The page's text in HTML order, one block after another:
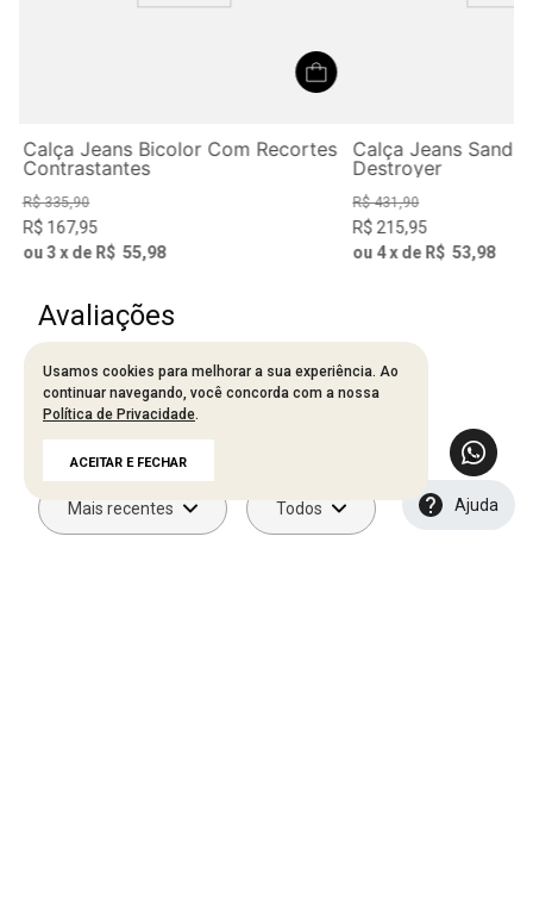
Ajuda
Calça Jeans Bicolor Com Recortes
Contrastantes
R$ 335,90
R$ 167,95
ou3x de R$ 55,98
Calça Jeans
Destroyer
R$ 431,90
R$ 215,95
ou 4x de R$ 53,98
Avaliações
Carregando…
Faça login para escrever uma avaliação.
Mais recentes Todos
Usamos cookies para melhorar a sua experiência. Ao
continuar navegando, você concorda com a nossa
Política de Privacidade.
ACEITAR E FECHAR